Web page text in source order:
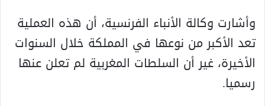
وأشارت وكالة الأنباء الفرنسية، أن هذه العملية
تعد الأكبر من نوعها في المملكة خلال السنوات
الأخيرة، غير أن السلطات المغربية لم تعلن عنها
رسميا.